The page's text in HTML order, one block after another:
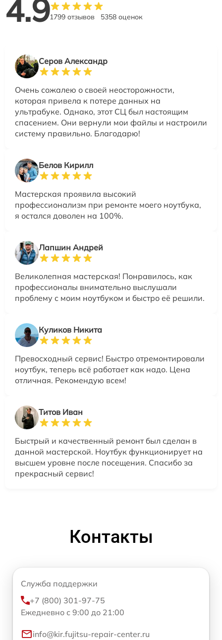
4.91799 отзывов 5358 оценок
Серов Александр
Очень сожалею о своей неосторожности,
которая привела к потере данных на
ультрабуке. Однако, этот СЦ был настоящим
спасением. Они вернули мои файлы и настроили
систему правильно. Благодарю!
Белов Кирилл
Мастерская проявила высокий
профессионализм при ремонте моего ноутбука,
я остался доволен на 100%.
Лапшин Андрей
Великолепная мастерская! Понравилось, как
профессионалы внимательно выслушали
проблему с моим ноутбуком и быстро её решили.
Куликов Никита
Превосходный сервис! Быстро отремонтировали
ноутбук, теперь всё работает как надо. Цена
отличная. Рекомендую всем!
Титов Иван
Быстрый и качественный ремонт был сделан в
данной мастерской. Ноутбук функционирует на
высшем уровне после посещения. Спасибо за
прекрасный сервис!
Контакты
Служба поддержки
+7 (800) 301-97-75
Ежедневно с 9:00 до 21:00
info@kir.fujitsu-repair-center.ru